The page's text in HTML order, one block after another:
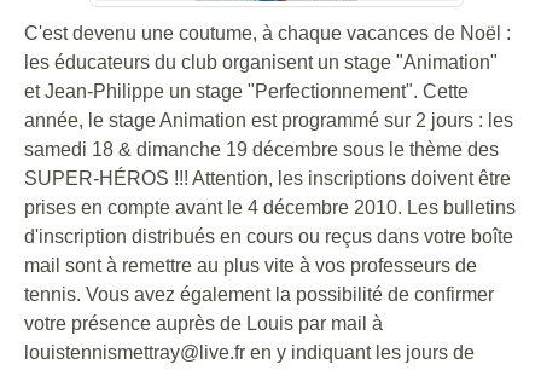
C'est devenu une coutume, à chaque vacances de Noël :
les éducateurs du club organisent un stage "Animation"
et Jean-Philippe un stage "Perfectionnement". Cette
année, le stage Animation est programmé sur 2 jours : les
samedi 18 & dimanche 19 décembre sous le thème des
SUPER-HÉROS !!! Attention, les inscriptions doivent être
prises en compte avant le 4 décembre 2010. Les bulletins
d'inscription distribués en cours ou reçus dans votre boîte
mail sont à remettre au plus vite à vos professeurs de
tennis. Vous avez également la possibilité de confirmer
votre présence auprès de Louis par mail à
louistennismettray@live.fr en y indiquant les jours de